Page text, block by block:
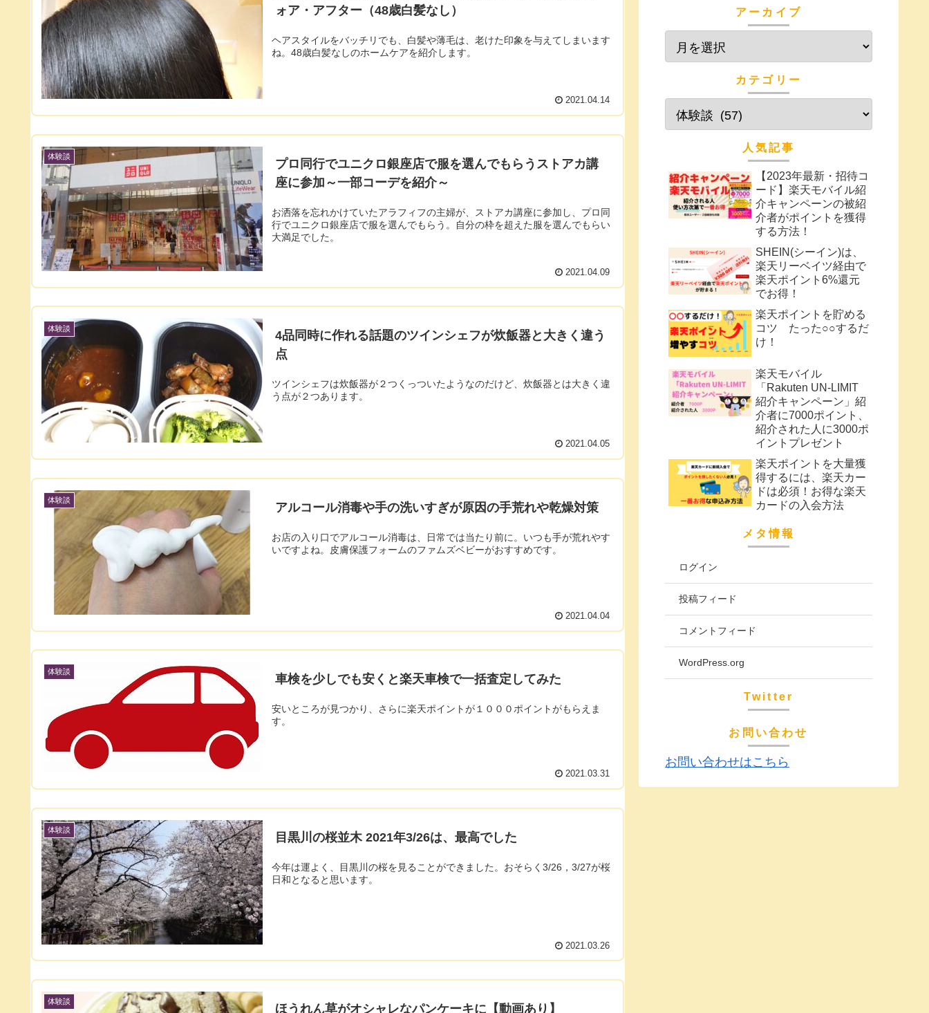
ォア・アフター（48歳白髪なし）
ヘアスタイルをバッチリでも、白髪や薄毛は、老けた印象を与えてしまいます
ね。48歳白髪なしのホームケアを紹介します。
2021.04.14
体験談
プロ同行でユニクロ銀座店で服を選んでもらうストアカ講
座に参加～一部コーデを紹介～
お洒落を忘れかけていたアラフィフの主婦が、ストアカ講座に参加し、プロ同
行でユニクロ銀座店で服を選んでもらう。自分の枠を超えた服を選んでもらい
大満足でした。
2021.04.09
体験談
4品同時に作れる話題のツインシェフが炊飯器と大きく違う
点
ツインシェフは炊飯器が２つくっついたようなのだけど、炊飯器とは大きく違
う点が２つあります。
2021.04.05
体験談
アルコール消毒や手の洗いすぎが原因の手荒れや乾燥対策
お店の入り口でアルコール消毒は、日常では当たり前に。いつも手が荒れやす
いですよね。皮膚保護フォームのファムズベビーがおすすめです。
2021.04.04
体験談
車検を少しでも安くと楽天車検で一括査定してみた
安いところが見つかり、さらに楽天ポイントが１０００ポイントがもらえま
す。
2021.03.31
体験談
目黒川の桜並木 2021年3/26は、最高でした
今年は運よく、目黒川の桜を見ることができました。おそらく3/26，3/27が桜
日和となると思います。
2021.03.26
体験談
ほうれん草がオシャレなパンケーキに【動画あり】
アーカイブ
カテゴリー
人気記事
【2023年最新・招待コ
ード】楽天モバイル紹
介キャンペーンの被紹
介者がポイントを獲得
する方法！
SHEIN(シーイン)は、
楽天リーベイツ経由で
楽天ポイント6%還元
でお得！
楽天ポイントを貯める
コツ たった○○するだ
け！
楽天モバイル
「Rakuten UN-LIMIT
紹介キャンペーン」紹
介者に7000ポイント、
紹介された人に3000ポ
イントプレゼント
楽天ポイントを大量獲
得するには、楽天カー
ドは必須！お得な楽天
カードの入会方法
メタ情報
ログイン
投稿フィード
コメントフィード
WordPress.org
Twitter
お問い合わせ
お問い合わせはこちら